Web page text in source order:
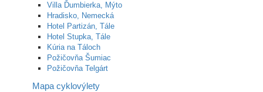
Villa Ďumbierka, Mýto
Hradisko, Nemecká
Hotel Partizán, Tále
Hotel Stupka, Tále
Kúria na Táloch
Požičovňa Šumiac
Požičovňa Telgárt
Mapa cyklovýlety